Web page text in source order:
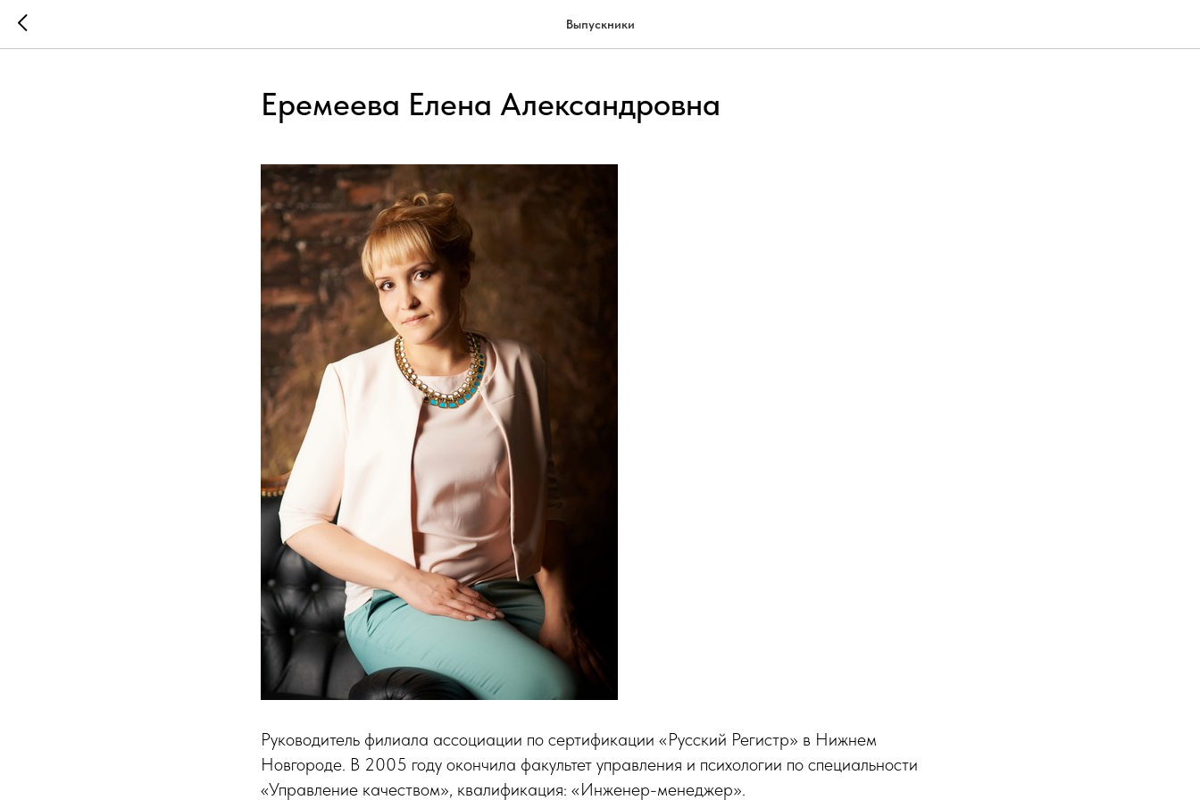
Выпускники
Еремеева Елена Александровна
Руководитель филиала ассоциации по сертификации «Русский Регистр» в Нижнем
Новгороде. В 2005 году окончила факультет управления и психологии по специальности
«Управление качеством», квалификация: «Инженер-менеджер».